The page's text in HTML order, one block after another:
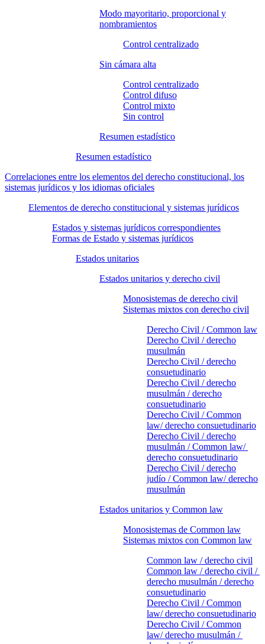
Modo mayoritario, proporcional y
nombramientos
Control centralizado
Sin cámara alta
Control centralizado
Control difuso
Control mixto
Sin control
Resumen estadístico
Resumen estadístico
Correlaciones entre los elementos del derecho constitucional, los
sistemas jurídicos y los idiomas oficiales
Elementos de derecho constitucional y sistemas jurídicos
Estados y sistemas jurídicos correspondientes
Formas de Estado y sistemas jurídicos
Estados unitarios
Estados unitarios y derecho civil
Monosistemas de derecho civil
Sistemas mixtos con derecho civil
Derecho Civil / Common law
Derecho Civil / derecho
musulmán
Derecho Civil / derecho
consuetudinario
Derecho Civil / derecho
musulmán / derecho
consuetudinario
Derecho Civil / Common
law/ derecho consuetudinario
Derecho Civil / derecho
musulmán / Common law/
derecho consuetudinario
Derecho Civil / derecho
judío / Common law/ derecho
musulmán
Estados unitarios y Common law
Monosistemas de Common law
Sistemas mixtos con Common law
Common law / derecho civil
Common law / derecho civil /
derecho musulmán / derecho
consuetudinario
Derecho Civil / Common
law/ derecho consuetudinario
Derecho Civil / Common
law/ derecho musulmán /